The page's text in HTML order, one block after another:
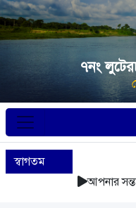
৭নং
স্বাগতম
আপনার